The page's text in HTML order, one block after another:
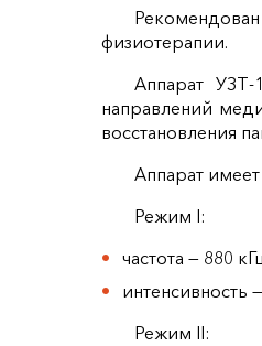
Рекомендован
физиотерапии.
Аппарат
направлений
восстановления
Аппарат
Режим I:
частота — 880
интенсивность
Режим II: